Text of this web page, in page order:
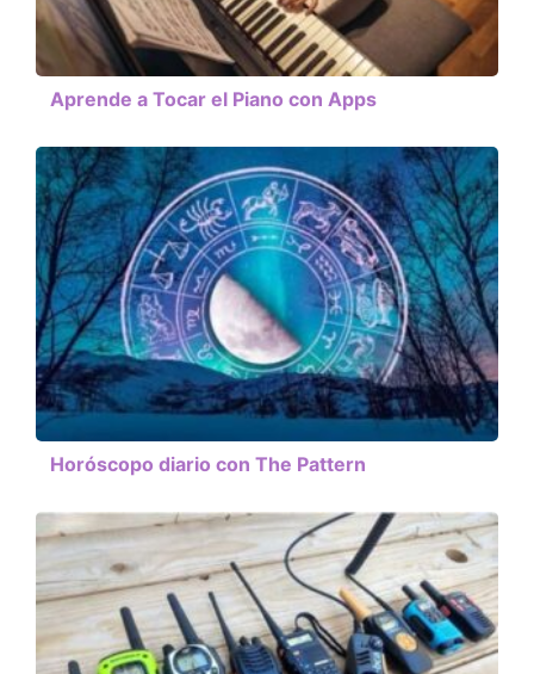
Aprende a Tocar el Piano con Apps
Horóscopo diario con The Pattern